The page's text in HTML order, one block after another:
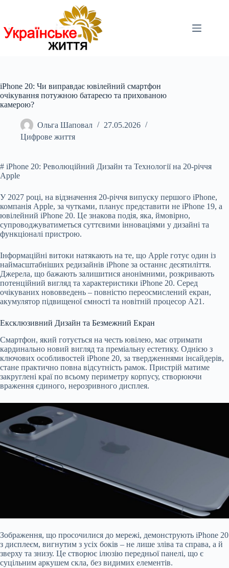
iPhone 20: Чи виправдає ювілейний смартфон
очікування потужною батареєю та прихованою
камерою?
Ольга Шаповал
27.05.2026
Цифрове життя
# iPhone 20: Революційний Дизайн та Технології на 20-річчя
Apple
У 2027 році, на відзначення 20-річчя випуску першого iPhone,
компанія Apple, за чутками, планує представити не iPhone 19, а
ювілейний iPhone 20. Це знакова подія, яка, ймовірно,
супроводжуватиметься суттєвими інноваціями у дизайні та
функціоналі пристрою.
Інформаційні витоки натякають на те, що Apple готує один із
наймасштабніших редизайнів iPhone за останнє десятиліття.
Джерела, що бажають залишитися анонімними, розкривають
потенційний вигляд та характеристики iPhone 20. Серед
очікуваних нововведень – повністю переосмислений екран,
акумулятор підвищеної ємності та новітній процесор A21.
Ексклюзивний Дизайн та Безмежний Екран
Смартфон, який готується на честь ювілею, має отримати
кардинально новий вигляд та преміальну естетику. Однією з
ключових особливостей iPhone 20, за твердженнями інсайдерів,
стане практично повна відсутність рамок. Пристрій матиме
закруглені краї по всьому периметру корпусу, створюючи
враження єдиного, нерозривного дисплея.
Зображення, що просочилися до мережі, демонструють iPhone 20
з дисплеєм, вигнутим з усіх боків – не лише зліва та справа, а й
зверху та знизу. Це створює ілюзію передньої панелі, що є
суцільним аркушем скла, без видимих елементів.